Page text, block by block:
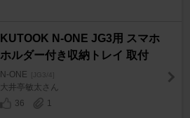
KUTOOK N-ONE JG3用 スマホ
ホルダー付き収納トレイ 取付
N-ONE [JG3/4]
大井亭敏太さん
36
1